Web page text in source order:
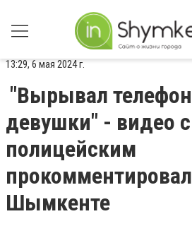
13:29, 6 мая 2024 г.
"Вырывал
девушки" - видео с
полицейским
Шымкенте